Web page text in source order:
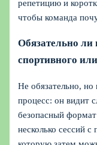
репетицию и
чтобы команда
Обязательно ли
спортивного
Не обязательно, но
процесс: он видит
безопасный
несколько сессий